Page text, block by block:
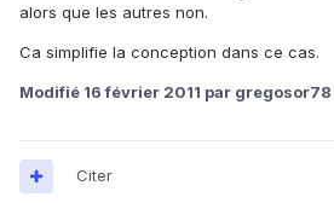
alors que les autres non.
Ca simplifie la conception dans ce cas.
Modifié 16 février 2011 par gregosor78
Citer